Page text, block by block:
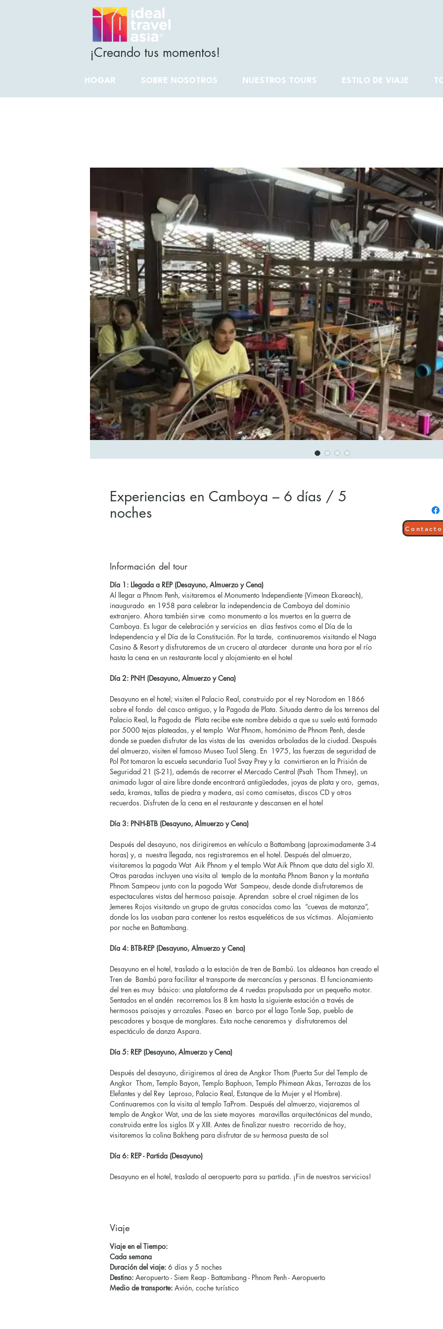
¡Creando tus momentos!
HOGAR SOBRE NOSOTROS NUESTROS TOURS ESTILO DE VIAJE
Experiencias en Camboya – 6 días / 5
noches
Información del tour
Día 1: Llegada a REP (Desayuno, Almuerzo y Cena)
Al llegar a Phnom Penh, visitaremos el Monumento Independiente (Vimean Ekareach),
inaugurado en 1958 para celebrar la independencia de Camboya del dominio
extranjero. Ahora también sirve como monumento a los muertos en la guerra de
Camboya. Es lugar de celebración y servicios en días festivos como el Día de la
Independencia y el Día de la Constitución. Por la tarde, continuaremos visitando el Naga
Casino & Resort y disfrutaremos de un crucero al atardecer durante una hora por el río
hasta la cena en un restaurante local y alojamiento en el hotel
Día 2: PNH (Desayuno, Almuerzo y Cena)
Desayuno en el hotel; visiten el Palacio Real, construido por el rey Norodom en 1866
sobre el fondo del casco antiguo, y la Pagoda de Plata. Situada dentro de los terrenos del
Palacio Real, la Pagoda de Plata recibe este nombre debido a que su suelo está formado
por 5000 tejas plateadas, y el templo Wat Phnom, homónimo de Phnom Penh, desde
donde se pueden disfrutar de las vistas de las avenidas arboladas de la ciudad. Después
del almuerzo, visiten el famoso Museo Tuol Sleng. En 1975, las fuerzas de seguridad de
Pol Pot tomaron la escuela secundaria Tuol Svay Prey y la convirtieron en la Prisión de
Seguridad 21 (S-21), además de recorrer el Mercado Central (Psah Thom Thmey), un
animado lugar al aire libre donde encontrará antigüedades, joyas de plata y oro, gemas,
seda, kramas, tallas de piedra y madera, así como camisetas, discos CD y otros
recuerdos. Disfruten de la cena en el restaurante y descansen en el hotel
Día 3: PNH-BTB (Desayuno, Almuerzo y Cena)
Después del desayuno, nos dirigiremos en vehículo a Battambang (aproximadamente 3-4
horas) y, a nuestra llegada, nos registraremos en el hotel. Después del almuerzo,
visitaremos la pagoda Wat Aik Phnom y el templo Wat Aik Phnom que data del siglo XI.
Otras paradas incluyen una visita al templo de la montaña Phnom Banon y la montaña
Phnom Sampeou junto con la pagoda Wat Sampeou, desde donde disfrutaremos de
espectaculares vistas del hermoso paisaje. Aprendan sobre el cruel régimen de los
Jemeres Rojos visitando un grupo de grutas conocidas como las “cuevas de matanza”,
donde los las usaban para contener los restos esqueléticos de sus víctimas. Alojamiento
por noche en Battambang.
Día 4: BTB-REP (Desayuno, Almuerzo y Cena)
Desayuno en el hotel, traslado a la estación de tren de Bambú. Los aldeanos han creado el
Tren de Bambú para facilitar el transporte de mercancías y personas. El funcionamiento
del tren es muy básico: una plataforma de 4 ruedas propulsada por un pequeño motor.
Sentados en el andén recorremos los 8 km hasta la siguiente estación a través de
hermosos paisajes y arrozales. Paseo en barco por el lago Tonle Sap, pueblo de
pescadores y bosque de manglares. Esta noche cenaremos y disfrutaremos del
espectáculo de danza Aspara.
Día 5: REP (Desayuno, Almuerzo y Cena)
Después del desayuno, dirigiremos al área de Angkor Thom (Puerta Sur del Templo de
Angkor Thom, Templo Bayon, Templo Baphuon, Templo Phimean Akas, Terrazas de los
Elefantes y del Rey Leproso, Palacio Real, Estanque de la Mujer y el Hombre).
Continuaremos con la visita al templo TaProm. Después del almuerzo, viajaremos al
templo de Angkor Wat, una de las siete mayores maravillas arquitectónicas del mundo,
construida entre los siglos IX y XIII. Antes de finalizar nuestro recorrido de hoy,
visitaremos la colina Bakheng para disfrutar de su hermosa puesta de sol
Día 6: REP - Partida (Desayuno)
Desayuno en el hotel, traslado al aeropuerto para su partida. ¡Fin de nuestros servicios!
Viaje
Viaje en el Tiempo:
Cada semana
Duración del viaje: 6 días y 5 noches
Destino: Aeropuerto - Siem Reap - Battambang - Phnom Penh - Aeropuerto
Medio de transporte: Avión, coche turístico